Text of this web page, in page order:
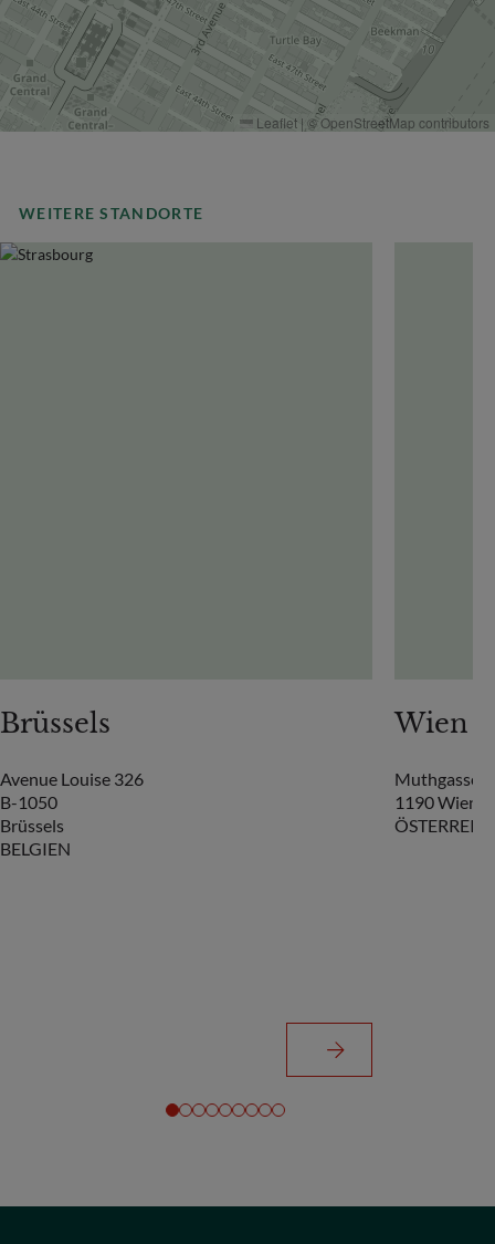
Leaflet | ©OpenStreetMap contributors
WEITERE STANDORTE
Brüssels
Avenue Louise 326
B-1050
Brüssels
BELGIEN
Wien
Muthgasse
1190 Wien